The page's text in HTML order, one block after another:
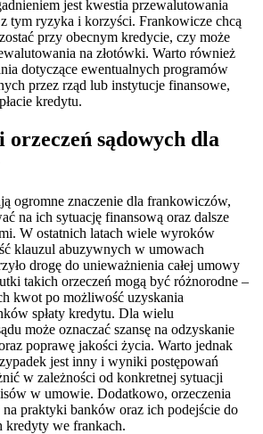
jest kwestia przewalutowania
tym ryzyka i korzyści. Frankowicze chcą
przy obecnym kredycie, czy może
na złotówki. Warto również
dotyczące ewentualnych programów
przez rząd lub instytucje finansowe,
kredytu.
orzeczeń sądowych dla
ogromne znaczenie dla frankowiczów,
na ich sytuację finansową oraz dalsze
W ostatnich latach wiele wyroków
klauzul abuzywnych w umowach
drogę do unieważnienia całej umowy
takich orzeczeń mogą być różnorodne –
kwot po możliwość uzyskania
spłaty kredytu. Dla wielu
może oznaczać szansę na odzyskanie
poprawę jakości życia. Warto jednak
jest inny i wyniki postępowań
w zależności od konkretnej sytuacji
w umowie. Dodatkowo, orzeczenia
na praktyki banków oraz ich podejście do
kredyty we frankach.